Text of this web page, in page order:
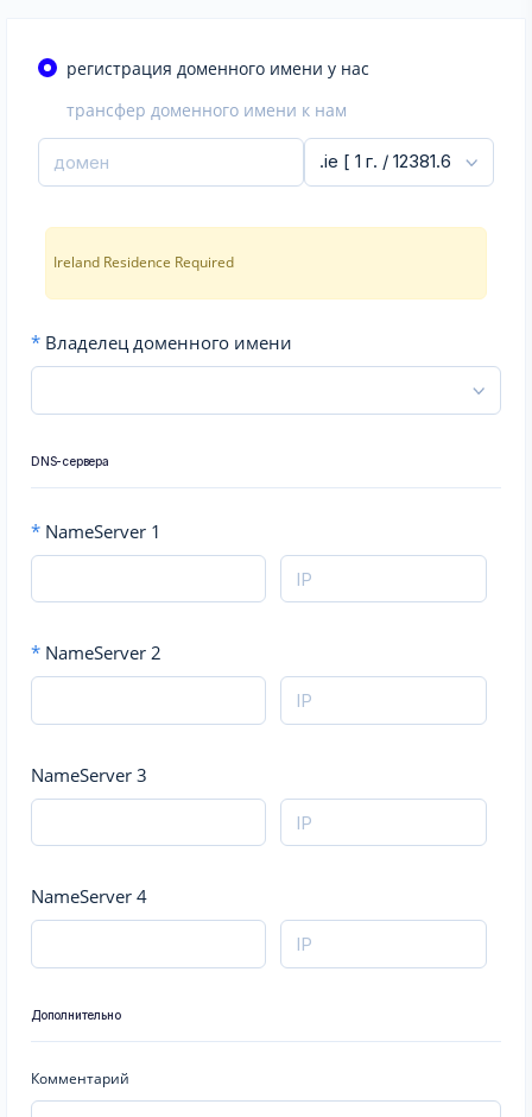
регистрация доменного имени у нас
трансфер доменного имени к нам
Ireland Residence Required
* Владелец доменного имени
DNS-сервера
* NameServer 1
* NameServer 2
NameServer 3
NameServer 4
Дополнительно
Комментарий